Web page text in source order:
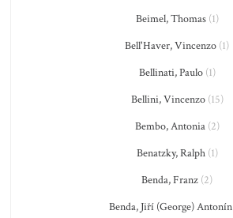
Beimel, Thomas(1)
Bell'Haver, Vincenzo (1)
Bellinati, Paulo(1)
Bellini, Vincenzo(15)
Bembo, Antonia(2)
Benatzky, Ralph(1)
Benda, Franz (2)
Benda, Jiří (George) Antonín